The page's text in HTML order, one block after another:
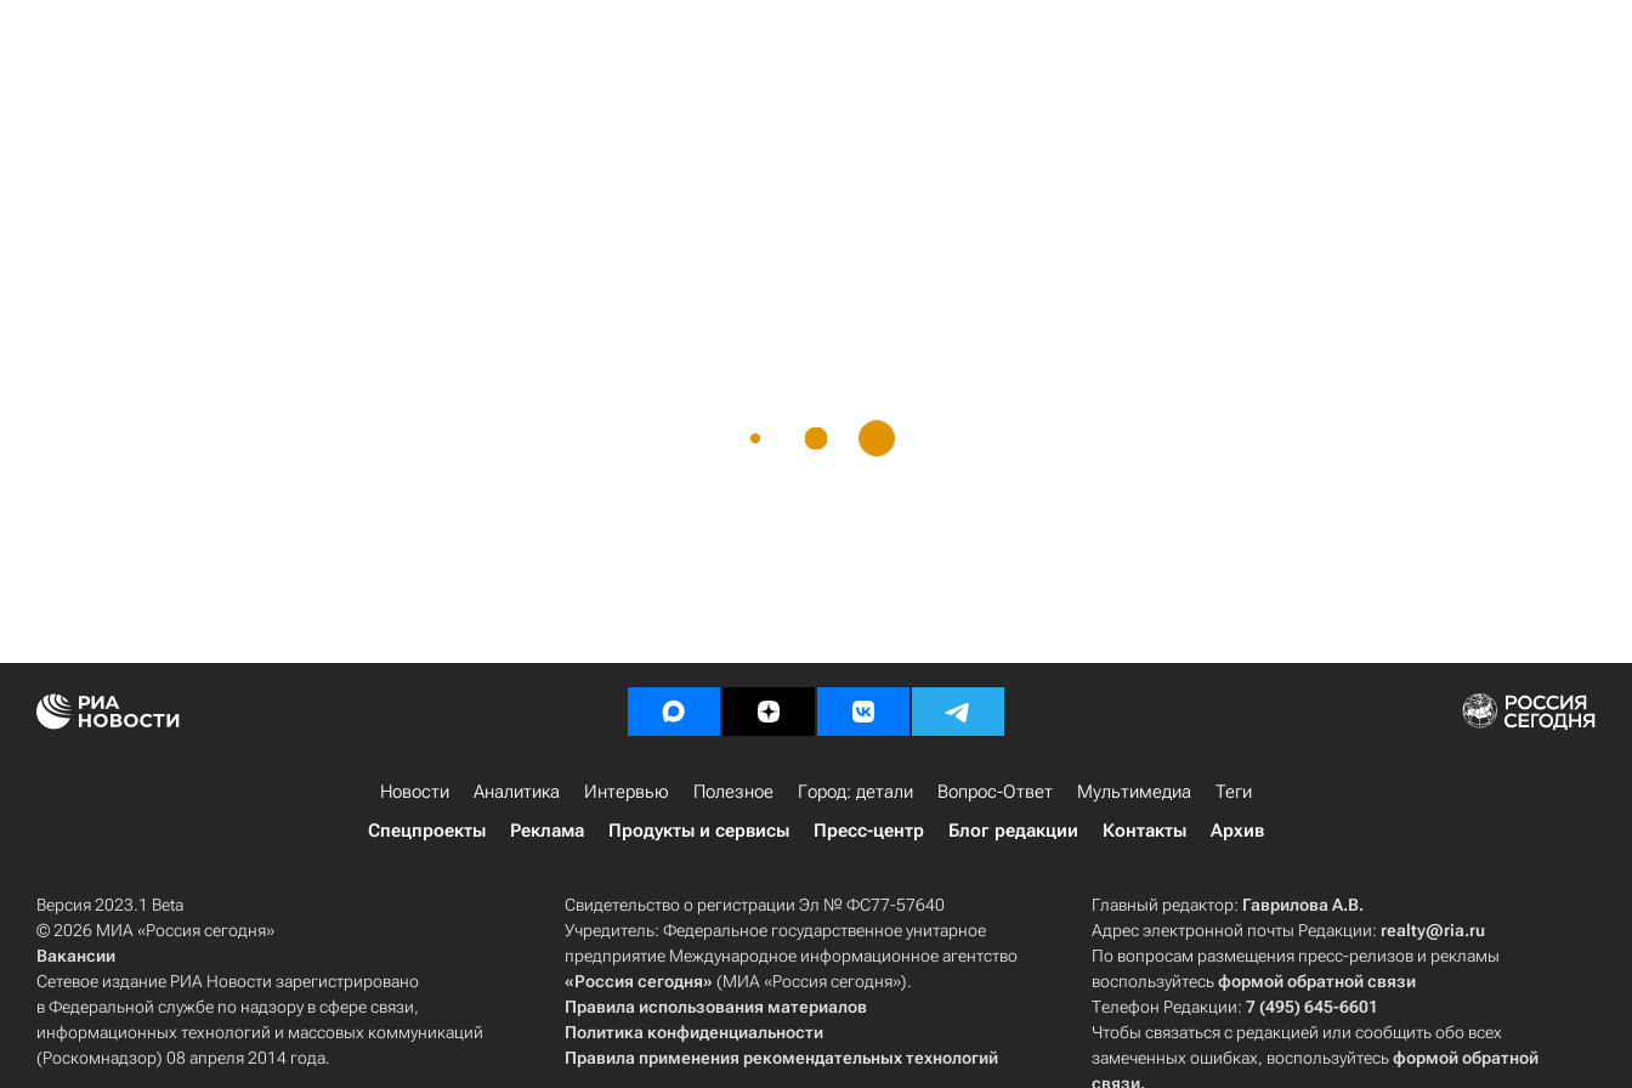
Новости Аналитика Интервью Полезное Город: детали Вопрос-Ответ Мультимедиа
Теги
Спецпроекты
Реклама Продукты и сервисы Пресс-центр Блог редакции Контакты Архив
Версия 2023.1 Beta
© 2026 МИА «Россия сегодня»
Вакансии
Сетевое издание РИА Новости зарегистрировано
в Федеральной службе по надзору в сфере связи,
информационных технологий и массовых коммуникаций
(Роскомнадзор) 08 апреля 2014 года.
Свидетельство о регистрации Эл № ФС77-57640
Учредитель: Федеральное государственное унитарное
предприятие Международное информационное агентство
«Россия сегодня» (МИА «Россия сегодня»).
Правила использования материалов
Политика конфиденциальности
Правила применения рекомендательных технологий
Главный редактор: Гаврилова А.В.
Адрес электронной почты Редакции: realty@ria.ru
По вопросам размещения пресс-релизов и рекламы
воспользуйтесьформой обратной связи
Телефон Редакции:7 (495) 645-6601
Чтобы связаться с редакцией или сообщить обо всех
замеченных ошибках, воспользуйтесьформой обратной
связи.